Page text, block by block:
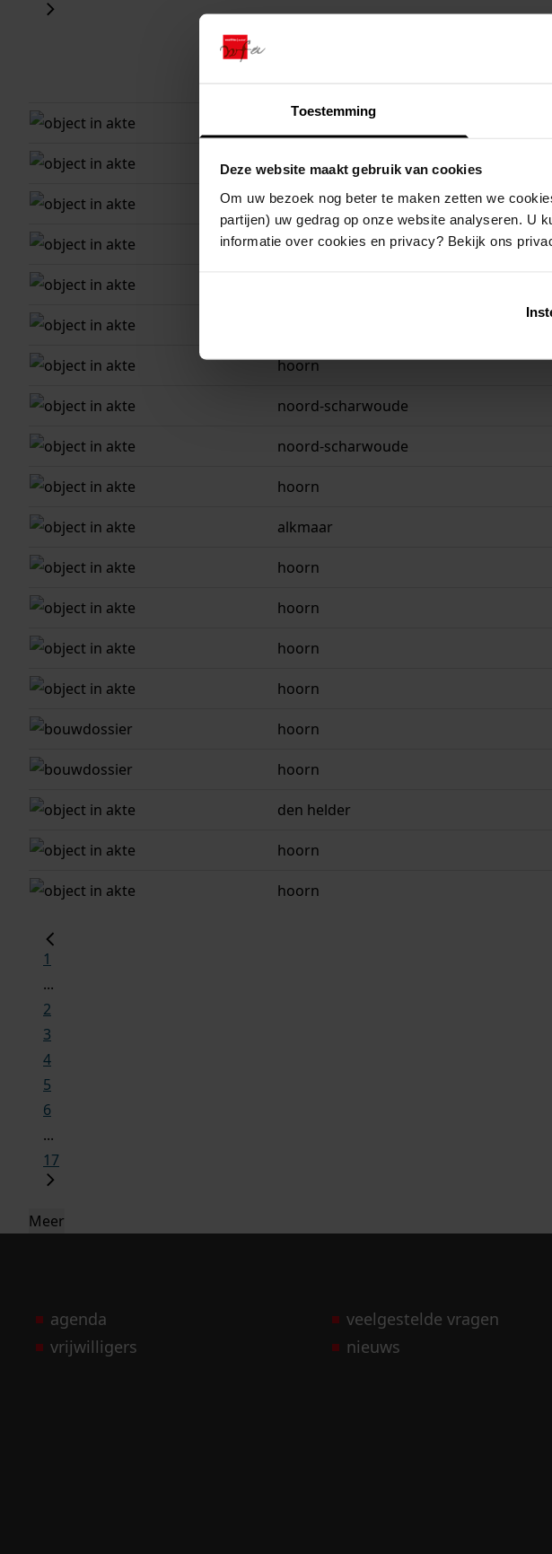
Toestemming
Deze website maakt gebruik van cookies
Om uw bezoek nog beter te maken zetten we
partijen) uw gedrag op onze website analyseren. U
informatie over cookies en privacy? Bekijk ons
hoorn
hoorn
hoorn
hoorn
noord-scharwoude
noord-scharwoude
hoorn
alkmaar
hoorn
hoorn
hoorn
hoorn
hoorn
hoorn
den helder
hoorn
hoorn
1
...
2
3
4
5
6
...
17
Meer
agenda
vrijwilligers
veelgestelde vragen
nieuws